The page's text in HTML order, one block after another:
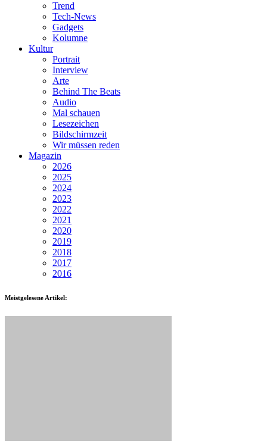
Trend
Tech-News
Gadgets
Kolumne
Kultur
Portrait
Interview
Arte
Behind The Beats
Audio
Mal schauen
Lesezeichen
Bildschirmzeit
Wir müssen reden
Magazin
2026
2025
2024
2023
2022
2021
2020
2019
2018
2017
2016
Meistgelesene Artikel: